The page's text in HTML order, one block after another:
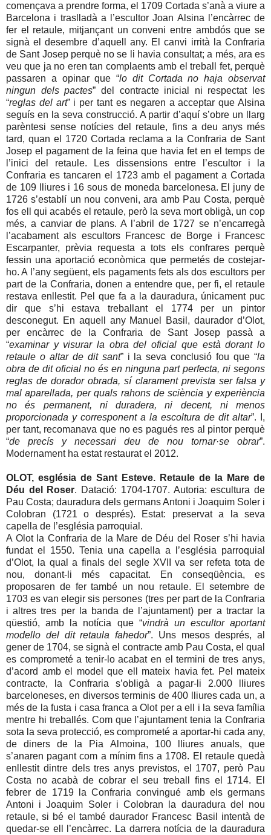
començava a prendre forma, el 1709 Cortada s’anà a viure a
Barcelona i traslladà a l’escultor Joan Alsina l’encàrrec de
fer el retaule, mitjançant un conveni entre ambdós que se
signà el desembre d’aquell any. El canvi irrità la Confraria
de Sant Josep perquè no se li havia consultat; a més, ara es
veu que ja no eren tan complaents amb el treball fet, perquè
passaren a opinar que “lo dit Cortada no haja observat
ningun dels pactes” del contracte inicial ni respectat les
“reglas del art” i per tant es negaren a acceptar que Alsina
seguís en la seva construcció. A partir d’aquí s’obre un llarg
parèntesi sense notícies del retaule, fins a deu anys més
tard, quan el 1720 Cortada reclama a la Confraria de Sant
Josep el pagament de la feina que havia fet en el temps de
l’inici del retaule. Les dissensions entre l’escultor i la
Confraria es tancaren el 1723 amb el pagament a Cortada
de 109 lliures i 16 sous de moneda barcelonesa. El juny de
1726 s’establí un nou conveni, ara amb Pau Costa, perquè
fos ell qui acabés el retaule, però la seva mort obligà, un cop
més, a canviar de plans. A l’abril de 1727 se n’encarregà
l’acabament als escultors Francesc de Borge i Francesc
Escarpanter, prèvia requesta a tots els confrares perquè
fessin una aportació econòmica que permetés de costejar-
ho. A l’any següent, els pagaments fets als dos escultors per
part de la Confraria, donen a entendre que, per fi, el retaule
restava enllestit. Pel que fa a la dauradura, únicament puc
dir que s’hi estava treballant el 1774 per un pintor
desconegut. En aquell any Manuel Basil, daurador d’Olot,
per encàrrec de la Confraria de Sant Josep passà a
“examinar y visurar la obra del oficial que està dorant lo
retaule o altar de dit sant” i la seva conclusió fou que “la
obra de dit oficial no és en ninguna part perfecta, ni segons
reglas de dorador obrada, sí clarament prevista ser falsa y
mal aparellada, per quals rahons de sciència y experiència
no és permanent, ni duradera, ni decent, ni menos
proporcionada y corresponent a la escoltura de dit altar”. I,
per tant, recomanava que no es pagués res al pintor perquè
“de precís y necessari deu de nou tornar·se obrar”.
Modernament ha estat restaurat el 2012.
OLOT, església de Sant Esteve. Retaule de la Mare de
Déu del Roser. Datació: 1704-1707. Autoria: escultura de
Pau Costa; dauradura dels germans Antoni i Joaquim Soler i
Colobran (1721 o després). Estat: preservat a la seva
capella de l’església parroquial.
A Olot la Confraria de la Mare de Déu del Roser s’hi havia
fundat el 1550. Tenia una capella a l’església parroquial
d’Olot, la qual a finals del segle XVII va ser refeta tota de
nou, donant-li més capacitat. En conseqüència, es
proposaren de fer també un nou retaule. El setembre de
1703 es van elegir sis persones (tres per part de la Confraria
i altres tres per la banda de l’ajuntament) per a tractar la
qüestió, amb la notícia que “vindrà un escultor aportant
modello del dit retaula fahedor”. Uns mesos després, al
gener de 1704, se signà el contracte amb Pau Costa, el qual
es comprometé a tenir-lo acabat en el termini de tres anys,
d’acord amb el model que ell mateix havia fet. Pel mateix
contracte, la Confraria s’obligà a pagar-li 2.000 lliures
barceloneses, en diversos terminis de 400 lliures cada un, a
més de la fusta i casa franca a Olot per a ell i la seva família
mentre hi treballés. Com que l’ajuntament tenia la Confraria
sota la seva protecció, es comprometé a aportar-hi cada any,
de diners de la Pia Almoina, 100 lliures anuals, que
s’anaren pagant com a mínim fins a 1708. El retaule quedà
enllestit dintre dels tres anys previstos, el 1707, però Pau
Costa no acabà de cobrar el seu treball fins el 1714. El
febrer de 1719 la Confraria convingué amb els germans
Antoni i Joaquim Soler i Colobran la dauradura del nou
retaule, si bé el també daurador Francesc Basil intentà de
quedar-se ell l’encàrrec. La darrera notícia de la dauradura